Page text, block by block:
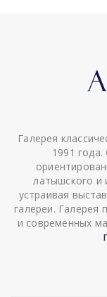
Галерея
1991
латышского и
устраивая
галереи. Галерея
и современных